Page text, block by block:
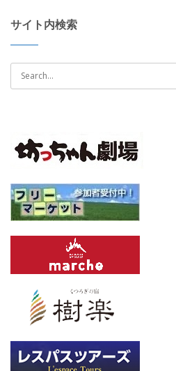
サイト内検索
Search
for: